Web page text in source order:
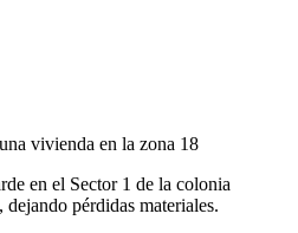
vivienda en la zona 18
en el Sector 1 de la colonia
pérdidas materiales.